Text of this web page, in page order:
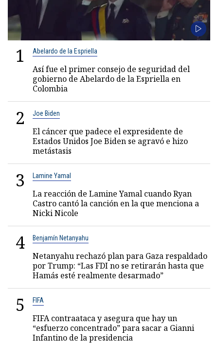
1 Abelardo de la Espriella
Así fue el primer consejo de seguridad del
gobierno de Abelardo de la Espriella en
Colombia
2 Joe Biden
El cáncer que padece el expresidente de
Estados Unidos Joe Biden se agravó e hizo
metástasis
3 Lamine Yamal
La reacción de Lamine Yamal cuando Ryan
Castro cantó la canción en la que menciona a
Nicki Nicole
4 Benjamín Netanyahu
Netanyahu rechazó plan para Gaza respaldado
por Trump: “Las FDI no se retirarán hasta que
Hamás esté realmente desarmado”
5 FIFA
FIFA contraataca y asegura que hay un
“esfuerzo concentrado” para sacar a Gianni
Infantino de la presidencia